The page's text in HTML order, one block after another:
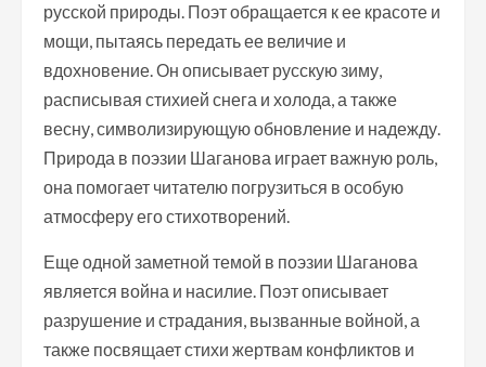
русской природы. Поэт обращается к ее красоте и
мощи, пытаясь передать ее величие и
вдохновение. Он описывает русскую зиму,
расписывая стихией снега и холода, а также
весну, символизирующую обновление и надежду.
Природа в поэзии Шаганова играет важную роль,
она помогает читателю погрузиться в особую
атмосферу его стихотворений.
Еще одной заметной темой в поэзии Шаганова
является война и насилие. Поэт описывает
разрушение и страдания, вызванные войной, а
также посвящает стихи жертвам конфликтов и